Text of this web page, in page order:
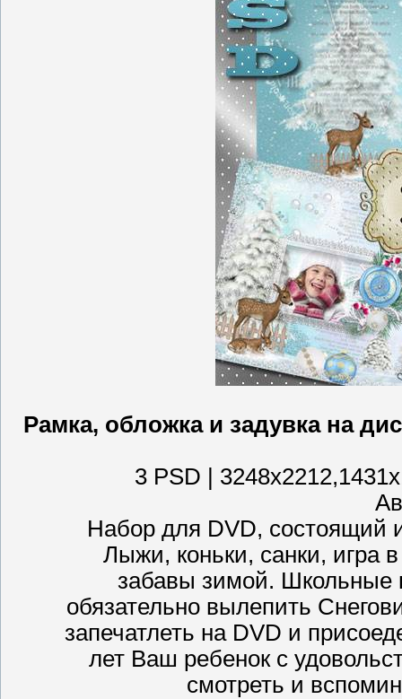
Рамка, обложка и задувка на
3 PSD |
Набор для DVD, состоящий
Лыжи, коньки, санки, игра
забавы зимой. Школьные
обязательно вылепить
запечатлеть на DVD и
лет Ваш ребенок с
смотреть и